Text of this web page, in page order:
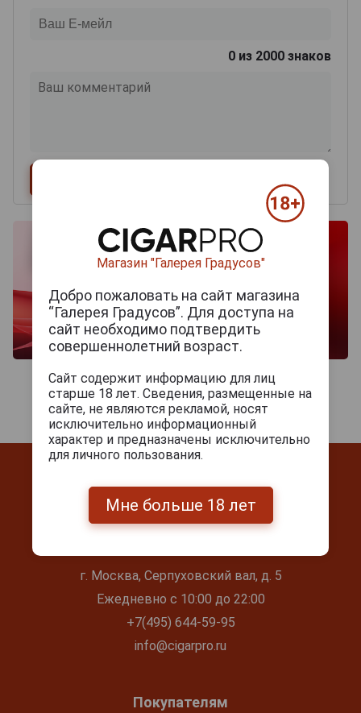
0 из 2000 знаков
г. Москва, Серпуховский вал, д. 5
Ежедневно с 10:00 до 22:00
+7(495) 644-59-95
info@cigarpro.ru
Покупателям
Магазин "Галерея Градусов"
Добро пожаловать на сайт магазина
“Галерея Градусов”. Для доступа на
сайт необходимо подтвердить
совершеннолетний возраст.
Сайт содержит информацию для лиц
старше 18 лет. Сведения, размещенные на
сайте, не являются рекламой, носят
исключительно информационный
характер и предназначены исключительно
для личного пользования.
Мне больше 18 лет